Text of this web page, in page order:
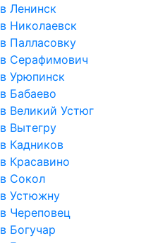
в Ленинск
в Николаевск
в Палласовку
в Серафимович
в Урюпинск
в Бабаево
в Великий Устюг
в Вытегру
в Кадников
в Красавино
в Сокол
в Устюжну
в Череповец
в Богучар